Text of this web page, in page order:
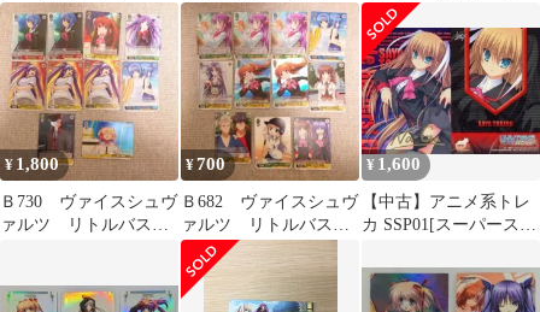
ズ！ まとめ売り
スターズ 2
ーズ カードセット
¥ 1,800
Ｂ730 ヴァイスシュヴ
ァルツ リトルバスタ
¥700
Ｂ682 ヴァイスシュヴ
ァルツ リトルバスタ
ーズ!エクスタシー
¥ 1,600
【中古】アニメ系トレ
カ SSP01[スーパースペ
沙耶(Na-Ga金箔押しサ
イン入り)